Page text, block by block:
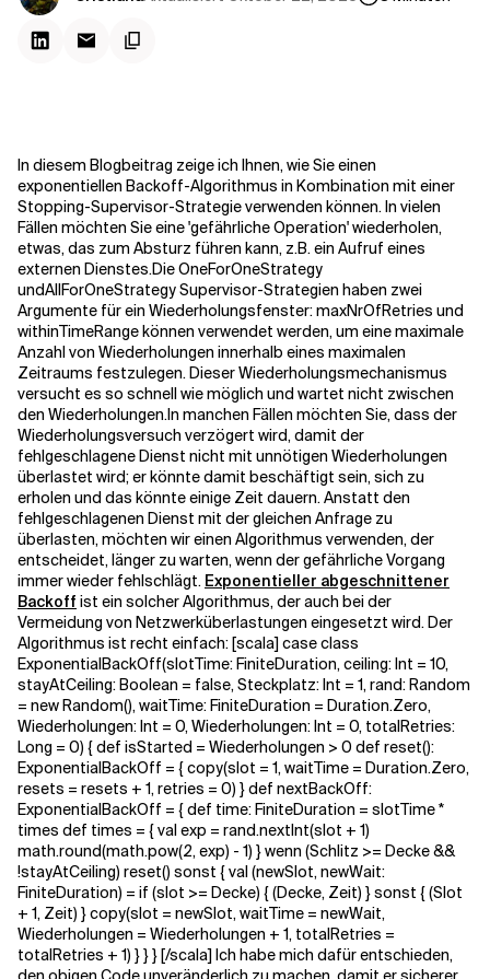
Verwandte Themen
In diesem Blogbeitrag zeige ich Ihnen, wie Sie einen
exponentiellen Backoff-Algorithmus in Kombination mit einer
Stopping-Supervisor-Strategie verwenden können. In vielen
Fällen möchten Sie eine 'gefährliche Operation' wiederholen,
etwas, das zum Absturz führen kann, z.B. ein Aufruf eines
externen Dienstes.DieOneForOneStrategy
undAllForOneStrategySupervisor-Strategien haben zwei
Argumente für ein Wiederholungsfenster:maxNrOfRetries und
withinTimeRangekönnen verwendet werden, um eine maximale
Anzahl von Wiederholungen innerhalb eines maximalen
Zeitraums festzulegen. Dieser Wiederholungsmechanismus
versucht es so schnell wie möglich und wartet nicht zwischen
den Wiederholungen.In manchen Fällen möchten Sie, dass der
Wiederholungsversuch verzögert wird, damit der
fehlgeschlagene Dienst nicht mit unnötigen Wiederholungen
überlastet wird; er könnte damit beschäftigt sein, sich zu
erholen und das könnte einige Zeit dauern. Anstatt den
fehlgeschlagenen Dienst mit der gleichen Anfrage zu
überlasten, möchten wir einen Algorithmus verwenden, der
entscheidet, länger zu warten, wenn der gefährliche Vorgang
immer wieder fehlschlägt. Exponentieller abgeschnittener
Backoff ist ein solcher Algorithmus, der auch bei der
Vermeidung von Netzwerküberlastungen eingesetzt wird. Der
Algorithmus ist recht einfach:[scala] case class
ExponentialBackOff(slotTime: FiniteDuration, ceiling: Int = 10,
stayAtCeiling: Boolean = false, Steckplatz: Int = 1, rand: Random
= new Random(), waitTime: FiniteDuration = Duration.Zero,
Wiederholungen: Int = 0, Wiederholungen: Int = 0, totalRetries:
Long = 0) { def isStarted = Wiederholungen > 0 def reset():
ExponentialBackOff = { copy(slot = 1, waitTime = Duration.Zero,
resets = resets + 1, retries = 0) } def nextBackOff:
ExponentialBackOff = { def time: FiniteDuration = slotTime *
times def times = { val exp = rand.nextInt(slot + 1)
math.round(math.pow(2, exp) - 1) } wenn (Schlitz >= Decke &&
!stayAtCeiling) reset() sonst { val (newSlot, newWait:
FiniteDuration) = if (slot >= Decke) { (Decke, Zeit) } sonst { (Slot
+ 1, Zeit) } copy(slot = newSlot, waitTime = newWait,
Wiederholungen = Wiederholungen + 1, totalRetries =
totalRetries + 1) } } } [/scala] Ich habe mich dafür entschieden,